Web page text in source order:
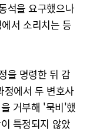
석을 요구했으나
서 소리치는 등
을 명령한 뒤 감
정에서 두 변호사
거부해 '묵비'했
특정되지 않았